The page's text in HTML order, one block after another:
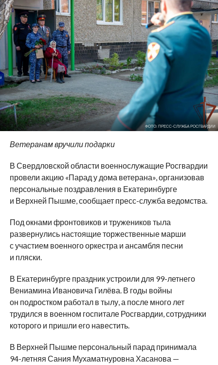
ФОТО: ПРЕСС-СЛУЖБА РОСГВАРДИИ
Ветеранам вручили подарки
В Свердловской области военнослужащие Росгвардии
провели акцию «Парад у дома ветерана», организовав
персональные поздравления в Екатеринбурге
и Верхней Пышме, сообщает пресс-служба ведомства.
Под окнами фронтовиков и тружеников тыла
развернулись настоящие торжественные марши
с участием военного оркестра и ансамбля песни
и пляски.
В Екатеринбурге праздник устроили для 99-летнего
Вениамина Ивановича Гилёва. В годы войны
он подростком работал в тылу, а после много лет
трудился в военном госпитале Росгвардии, сотрудники
которого и пришли его навестить.
В Верхней Пышме персональный парад принимала
94-летняя Сания Мухаматнуровна Хасанова —